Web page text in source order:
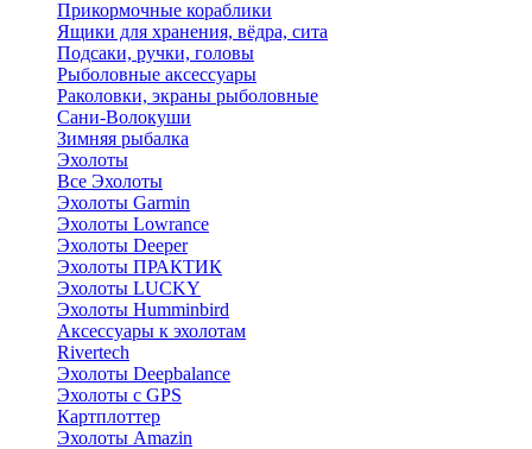
Прикормочные кораблики
Ящики для хранения, вёдра, сита
Подсаки, ручки, головы
Рыболовные аксессуары
Раколовки, экраны рыболовные
Сани-Волокуши
Зимняя рыбалка
Эхолоты
Все Эхолоты
Эхолоты Garmin
Эхолоты Lowrance
Эхолоты Deeper
Эхолоты ПРАКТИК
Эхолоты LUCKY
Эхолоты Humminbird
Аксессуары к эхолотам
Rivertech
Эхолоты Deepbalance
Эхолоты с GPS
Картплоттер
Эхолоты Amazin